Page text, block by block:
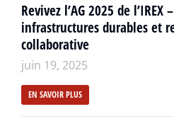
Revivez l’AG 2025 de
infrastructures durables et
collaborative
juin 19, 2025
EN SAVOIR PLUS